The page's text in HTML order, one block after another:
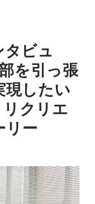
タビュ
を引っ張
現したい
クリエ
リー